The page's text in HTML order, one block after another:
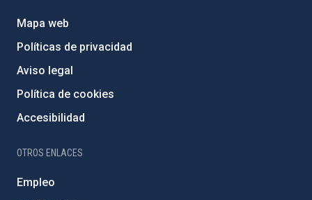
Mapa web
Políticas de privacidad
Aviso legal
Política de cookies
Accesibilidad
OTROS ENLACES
Empleo